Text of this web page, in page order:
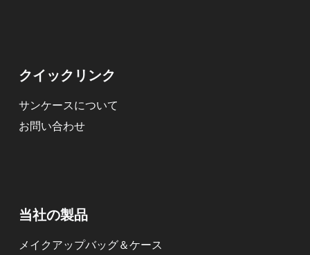
クイックリンク
サンケースについて
お問い合わせ
当社の製品
メイクアップバッグ＆ケース